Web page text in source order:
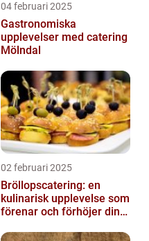
04 februari 2025
Gastronomiska
upplevelser med catering
Mölndal
02 februari 2025
Bröllopscatering: en
kulinarisk upplevelse som
förenar och förhöjer din